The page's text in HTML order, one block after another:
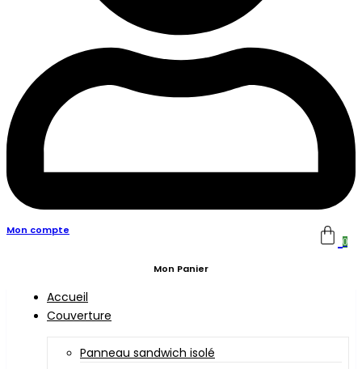
Mon compte
0
Mon Panier
Accueil
Couverture
Panneau sandwich isolé